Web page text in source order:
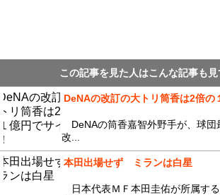
この記事を見た人はこんな記事も見
DeNAの改訂の大トリ筒香は2倍の
DeNAの筒香嘉智外野手が、球団
改...
本田出場せず ミランは白星
日本代表ＭＦ本田圭佑が所属す